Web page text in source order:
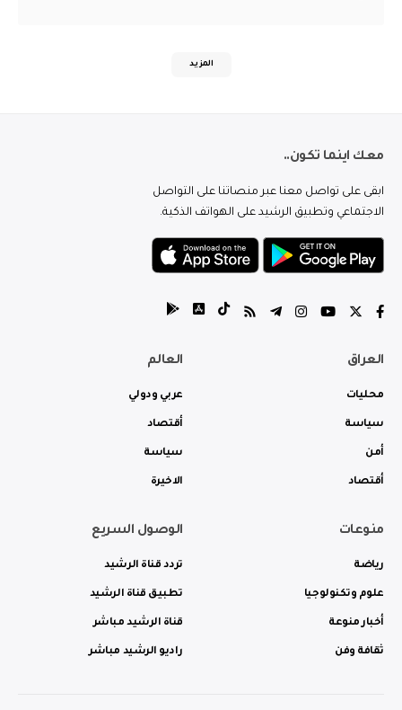
المزيد
معك اينما تكون..
ابقى على تواصل معنا عبر منصاتنا على التواصل
الاجتماعي وتطبيق الرشيد على الهواتف الذكية.
العراق
محليات
سياسة
أمن
أقتصاد
العالم
عربي ودولي
أقتصاد
سياسة
الاخيرة
منوعات
رياضة
علوم وتكنولوجيا
أخبار منوعة
ثقافة وفن
الوصول السريع
تردد قناة الرشيد
تطبيق قناة الرشيد
قناة الرشيد مباشر
راديو الرشيد مباشر